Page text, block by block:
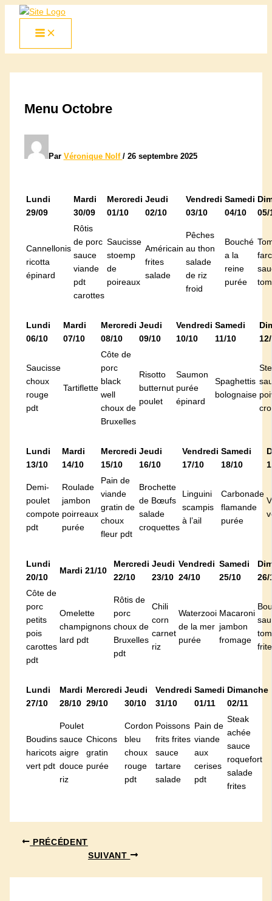
Aller
Menu Octobre
Par Véronique Nolf / 26 septembre 2025
Lundi
29/09
Mardi
30/09
Mercredi
01/10
Jeudi
02/10
Vendredi
03/10
Samedi
04/10
05/
Cannellonis
ricotta
épinard
Rôtis
de porc
sauce
viande
pdt
carottes
Saucisse
stoemp
de
poireaux
Américain
frites
salade
Pêches
au thon
salade
de riz
froid
Bouché
a la
reine
purée
Lundi
06/10
Mardi
07/10
Mercredi
08/10
Jeudi
09/10
Vendredi
10/10
Samedi
11/10
Saucisse
choux
rouge
pdt
Tartiflette
Côte de
porc
black
well
choux de
Bruxelles
Risotto
butternut
poulet
Saumon
purée
épinard
Spaghettis
bolognaise
Lundi
13/10
Mardi
14/10
Mercredi
15/10
Jeudi
16/10
Vendredi
17/10
Samedi
18/10
Demi-
poulet
compote
pdt
Roulade
jambon
poirreaux
purée
Pain de
viande
gratin de
choux
fleur pdt
Brochette
de Bœufs
salade
croquettes
Linguini
scampis
à l’ail
Carbonade
flamande
purée
Lundi
20/10
Mardi 21/10
Mercredi
22/10
Jeudi
23/10
Vendredi
24/10
Samedi
25/10
26/
Côte de
porc
petits
pois
carottes
pdt
Omelette
champignons
lard pdt
Rôtis de
porc
choux de
Bruxelles
pdt
Chili
corn
carnet
riz
Waterzooi
de la mer
purée
Macaroni
jambon
fromage
Lundi
27/10
Mardi
28/10
Mercredi
29/10
Jeudi
30/10
Vendredi
31/10
Samedi
01/11
Dimanche
02/11
Boudins
haricots
vert pdt
Poulet
sauce
aigre
douce
riz
Chicons
gratin
purée
Cordon
bleu
choux
rouge
pdt
Poissons
frits frites
sauce
tartare
salade
Pain de
viande
aux
cerises
pdt
Steak
achée
sauce
roquefort
salade
frites
PRÉCÉDENT
SUIVANT